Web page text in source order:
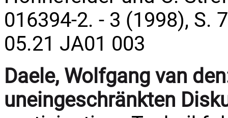
016394-2. - 3 (1998), S.
05.21 JA01 003
Daele, Wolfgang van
uneingeschränkten